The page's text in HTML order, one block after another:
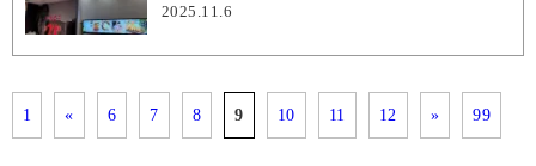
2025.11.6
1 « 6 7 8 9 10 11 12 » 99